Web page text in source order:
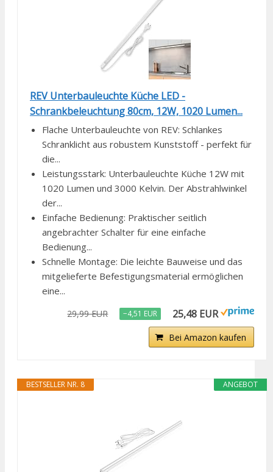
REV Unterbauleuchte Küche LED -
Schrankbeleuchtung 80cm, 12W, 1020 Lumen...
Flache Unterbauleuchte von REV: Schlankes
Schranklicht aus robustem Kunststoff - perfekt für
die...
Leistungsstark: Unterbauleuchte Küche 12W mit
1020 Lumen und 3000 Kelvin. Der Abstrahlwinkel
der...
Einfache Bedienung: Praktischer seitlich
angebrachter Schalter für eine einfache
Bedienung...
Schnelle Montage: Die leichte Bauweise und das
mitgelieferte Befestigungsmaterial ermöglichen
eine...
29,99 EUR −4,51 EUR 25,48 EUR
Bei Amazon kaufen
ANGEBOT
BESTSELLER NR. 8